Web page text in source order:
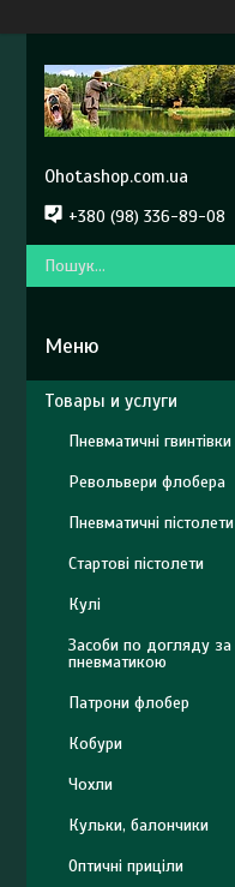
Ohotashop.com.ua
+380 (98) 336-89-08
Товары и услуги
Пневматичні гвинтівки
Револьвери флобера
Пневматичні пістолети
Стартові пістолети
Кулі
Засоби по догляду за
пневматикою
Патрони флобер
Кобури
Чохли
Кульки, балончики
Оптичні приціли